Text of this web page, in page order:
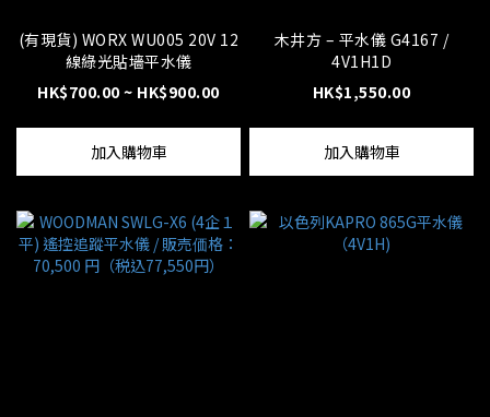
(有現貨) WORX WU005 20V 12
線綠光貼墻平水儀
HK$700.00 ~ HK$900.00
加入購物車
木井方 – 平水儀 G4167 /
4V1H1D
HK$1,550.00
加入購物車